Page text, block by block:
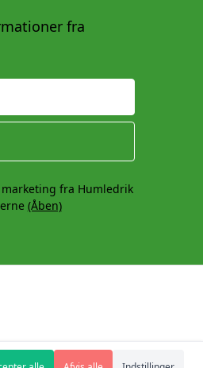
fra
fra Humledrik
(Åben)